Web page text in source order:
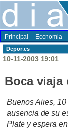
Principal Economia
Deportes
10-11-2003 19:01
Boca
Buenos Aires,
ausencia de su
Plate y espera